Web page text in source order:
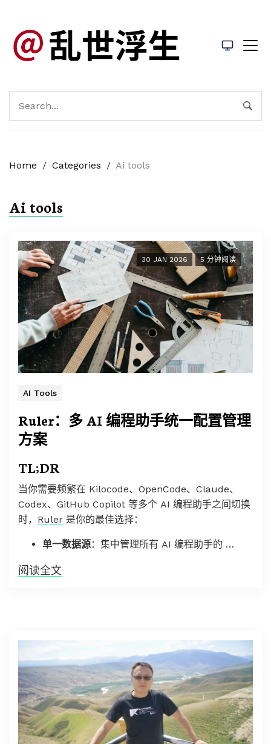
Home / Categories / Ai tools
Ai tools
30 JAN 2026 5 分钟阅读
AI Tools
Ruler：多 AI 编程助手统一配置管理
方案
TL;DR
当你需要频繁在 Kilocode、OpenCode、Claude、
Codex、GitHub Copilot 等多个 AI 编程助手之间切换
时， Ruler 是你的最佳选择：
单一数据源：集中管理所有 AI 编程助手的 …
阅读全文